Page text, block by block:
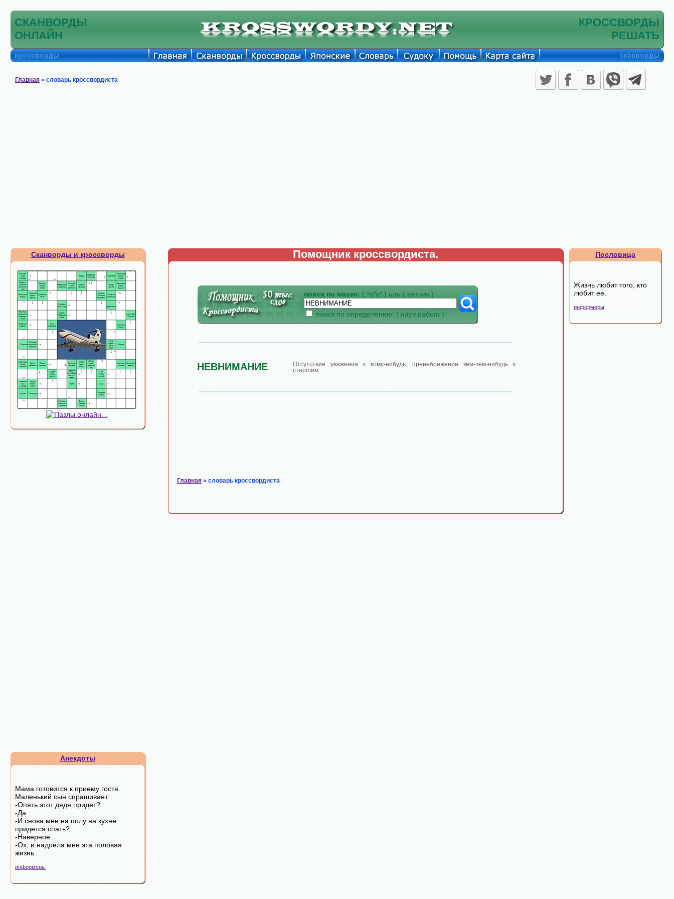
СКАНВОРДЫ
ОНЛАЙН
КРОССВОРДЫ
РЕШАТЬ
кроссворды сканворды
Главная » словарь кроссвордиста
Сканворды и кроссворды
Анекдоты
Мама готовится к приему гостя.
Маленький сын спрашивает:
-Опять этот дядя придет?
-Да.
-И снова мне на полу на кухне
придется спать?
-Наверное.
-Ох, и надоела мне эта половая
жизнь.
информеры
Помощник кроссвордиста.
поиск по маске: ( *а*о* ) или ( за+ник )
поиск по определению: ( науч работ )
НЕВНИМАНИЕ
Отсутствие уважения к кому-нибудь, пренебрежение кем-чем-нибудь к
старшим.
Главная » словарь кроссвордиста
Пословица
Жизнь любит того, кто
любит ее.
информеры